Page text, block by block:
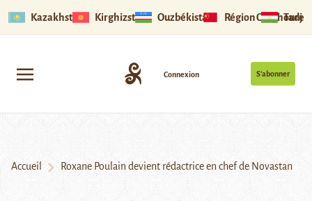
Kazakhstan Kirghizstan Ouzbékistan Région Ouïghoure
S’abonner
Connexion
Accueil Roxane Poulain devient rédactrice en chef de Novastan